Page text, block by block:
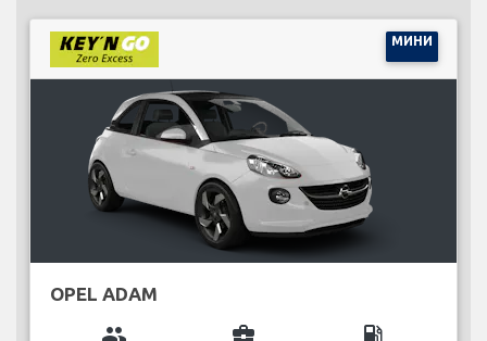
МИНИ
OPEL ADAM
group business_center local_gas_station